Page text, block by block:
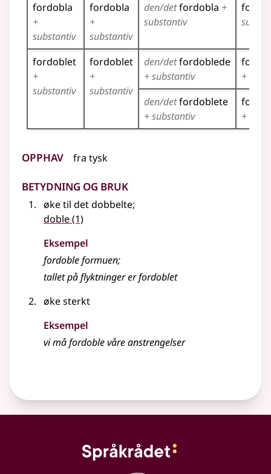
fordobla
+
substantiv
fordobla
+
substantiv
den/detfordobla +
substantiv
fordoblet
+
substantiv
fordoblet
+
substantiv
den/detfordoblede
+ substantiv
+
den/detfordoblete
+ substantiv
+
Opphav fra tysk
Betydning og bruk
øke til det dobbelte;
doble(1)
Eksempel
fordobleformuen;
tallet på flyktninger erfordoblet
øke sterkt
Eksempel
vi måfordoblevåre anstrengelser